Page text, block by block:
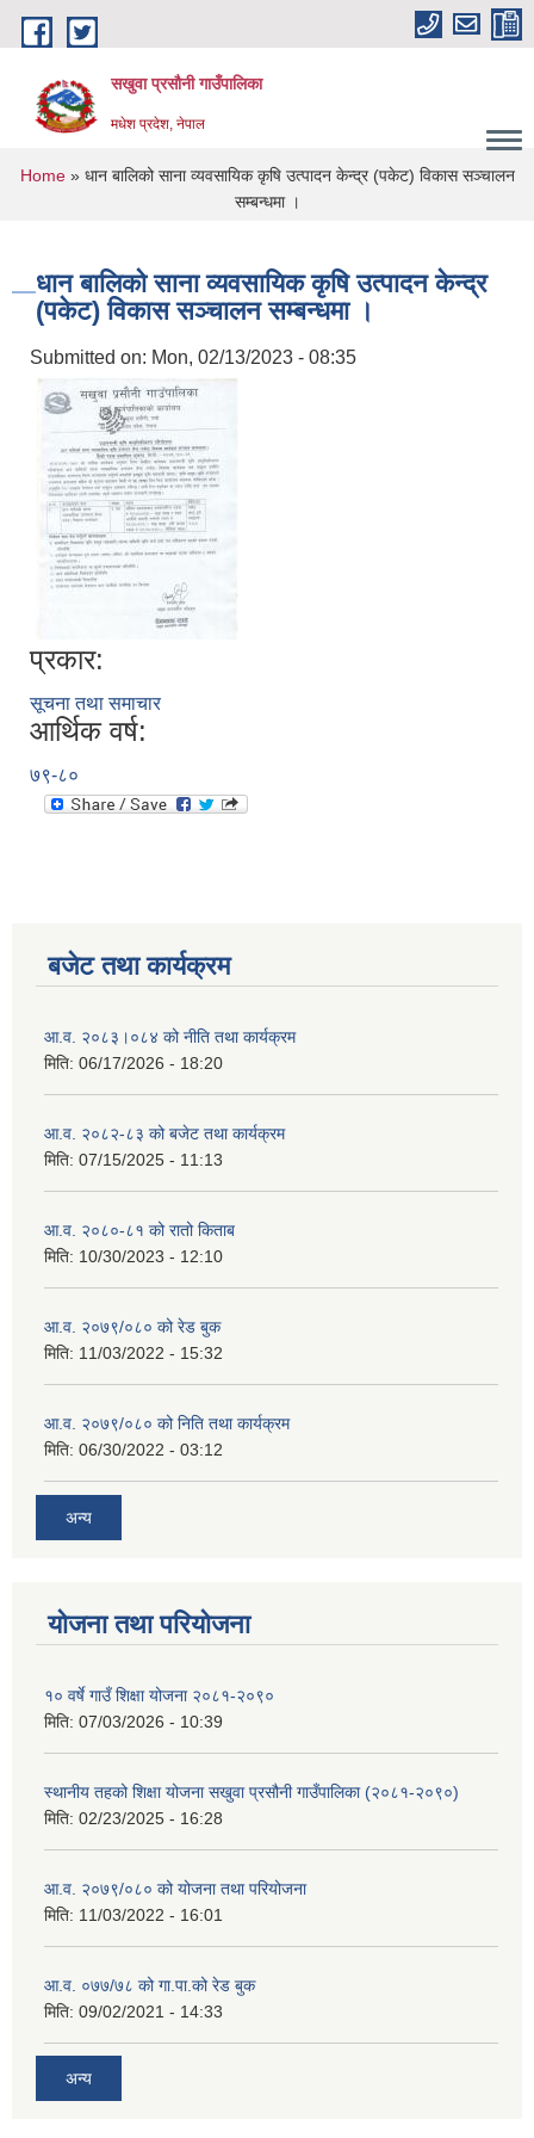
Skip to main content
सखुवा प्रसौनी गाउँपालिका
मधेश प्रदेश, नेपाल
You are here
Home» धान बालिको साना व्यवसायिक कृषि उत्पादन केन्द्र (पकेट) विकास सञ्चालन
सम्बन्धमा ।
धान बालिको साना व्यवसायिक कृषि उत्पादन केन्द्र
(पकेट) विकास सञ्चालन सम्बन्धमा ।
Submitted on: Mon, 02/13/2023 - 08:35
प्रकार:
सूचना तथा समाचार
आर्थिक वर्ष:
७९-८०
बजेट तथा कार्यक्रम
आ.व. २०८३।०८४ को नीति तथा कार्यक्रम
मिति: 06/17/2026 - 18:20
आ.व. २०८२-८३ को बजेट तथा कार्यक्रम
मिति: 07/15/2025 - 11:13
आ.व. २०८०-८१ को रातो किताब
मिति: 10/30/2023 - 12:10
आ.व. २०७९/०८० को रेड बुक
मिति: 11/03/2022 - 15:32
आ.व. २०७९/०८० को निति तथा कार्यक्रम
मिति: 06/30/2022 - 03:12
अन्य
योजना तथा परियोजना
१० वर्षे गाउँ शिक्षा योजना २०८१-२०९०
मिति: 07/03/2026 - 10:39
स्थानीय तहको शिक्षा योजना सखुवा प्रसौनी गाउँपालिका (२०८१-२०९०)
मिति: 02/23/2025 - 16:28
आ.व. २०७९/०८० को योजना तथा परियोजना
मिति: 11/03/2022 - 16:01
आ.व. ०७७/७८ को गा.पा.को रेड बुक
मिति: 09/02/2021 - 14:33
अन्य